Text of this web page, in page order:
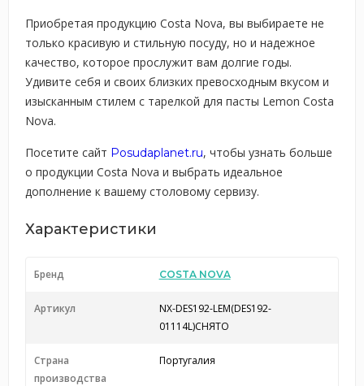
Приобретая продукцию Costa Nova, вы выбираете не
только красивую и стильную посуду, но и надежное
качество, которое прослужит вам долгие годы.
Удивите себя и своих близких превосходным вкусом и
изысканным стилем с тарелкой для пасты Lemon Costa
Nova.
Посетите сайт Posudaplanet.ru, чтобы узнать больше
о продукции Costa Nova и выбрать идеальное
дополнение к вашему столовому сервизу.
Характеристики
Бренд COSTA NOVA
Артикул
NX-DES192-LEM(DES192-
01114L)СНЯТО
Страна
производства
Португалия